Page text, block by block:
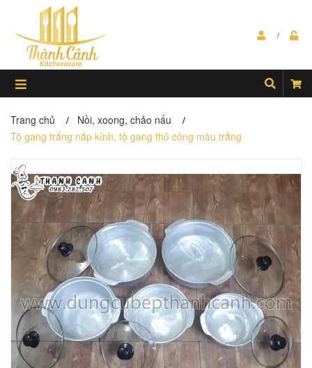
Trang chủ / Nồi, xoong, chảo nấu /
Tộ gang trắng nắp kính, tộ gang thủ công màu trắng